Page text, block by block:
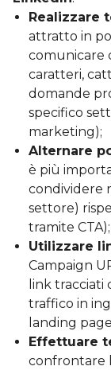
Realizzare
attratto in
comunicare
caratteri,
domande
specifico
marketing);
Alternare
è più
condividere
settore)
tramite CTA);
Utilizzare
Campaign
link tracciati
traffico in
landing
Effettuare
confrontare